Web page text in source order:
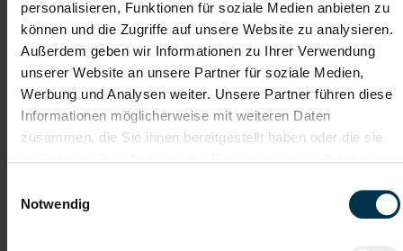
personalisieren, Funktionen für soziale Medien anbieten zu
können und die Zugriffe auf unsere Website zu analysieren.
Außerdem geben wir Informationen zu Ihrer Verwendung
unserer Website an unsere Partner für soziale Medien,
Werbung und Analysen weiter. Unsere Partner führen diese
Informationen möglicherweise mit weiteren Daten
zusammen, die Sie ihnen bereitgestellt haben oder die sie
Notwendig
Bewerbungsschreiben
Empfehlungschreiben / Zeugnisse